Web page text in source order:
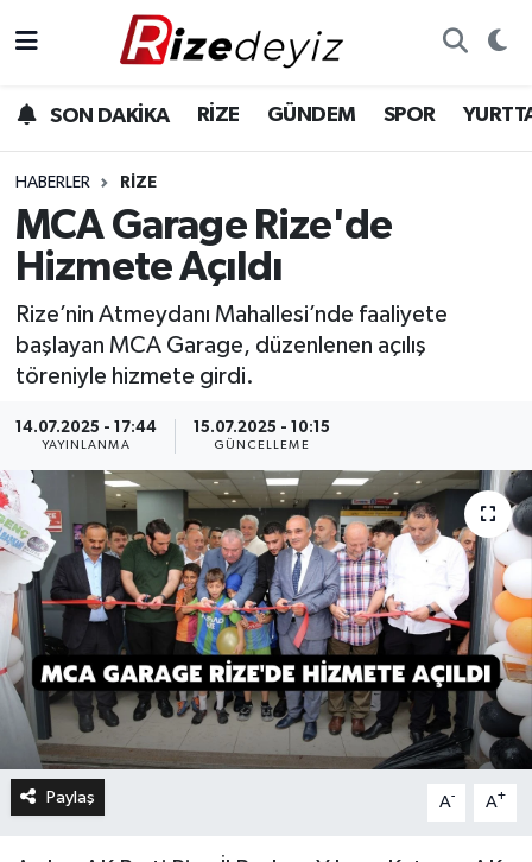
SON DAKİKA RİZE GÜNDEM SPOR
HABERLER RIZE
MCA Garage Rize'de
Hizmete Açıldı
Rize’nin Atmeydanı Mahallesi’nde faaliyete
başlayan MCA Garage, düzenlenen açılış
töreniyle hizmete girdi.
14.07.2025 - 17:44
YAYINLANMA
15.07.2025 - 10:15
GÜNCELLEME
Paylaş A- A+
Gündem
Yurttan Haberler
Ekonomi
Teknoloji
Sağlık
Rize Hava Durumu
Rize Trafik Yoğunluk Haritası
Süper Lig Puan Durumu ve Fikstür
Tüm Manşetler
Son Dakika Haberleri
Haber Arşivi